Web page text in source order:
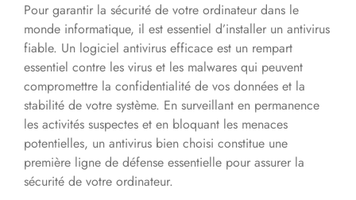
Pour garantir la sécurité de votre ordinateur dans le
monde informatique, il est essentiel d’installer un antivirus
fiable. Un logiciel antivirus efficace est un rempart
essentiel contre les virus et les malwares qui peuvent
compromettre la confidentialité de vos données et la
stabilité de votre système. En surveillant en permanence
les activités suspectes et en bloquant les menaces
potentielles, un antivirus bien choisi constitue une
première ligne de défense essentielle pour assurer la
sécurité de votre ordinateur.